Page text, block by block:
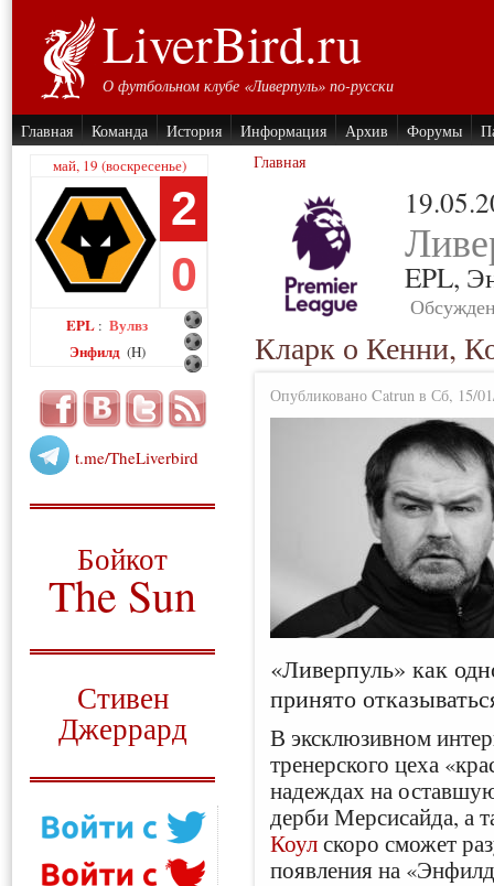
LiverBird.ru
О футбольном клубе «Ливерпуль» по-русски
Главная Команда История Информация Архив Форумы
май, 19 (воскресенье)
2
0
EPL : Вулвз
Энфилд (H)
t.me/TheLiverbird
Бойкот
The Sun
Стивен
Джеррард
Главная
EPL,
Кларк о Кенни,
Опубликовано Catrun в Сб, 15/
«Ливерпуль» как
принято
В эксклюзивном
тренерского цеха
надеждах на
дерби Мерсисайда, а
Коулскоро сможет
появления на